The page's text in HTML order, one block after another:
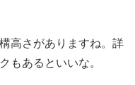
高さがありますね。詳
もあるといいな。